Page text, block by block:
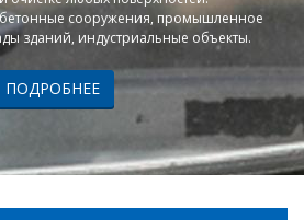
бетонные сооружения, промышленное
зданий, индустриальные объекты.
ПОДРОБНЕЕ